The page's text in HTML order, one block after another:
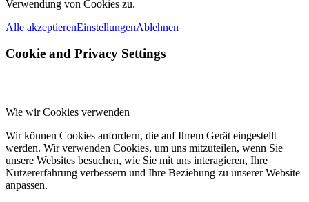
Verwendung von Cookies zu.
Alle akzeptierenEinstellungenAblehnen
Cookie and Privacy Settings
Wie wir Cookies verwenden
Wir können Cookies anfordern, die auf Ihrem Gerät eingestellt
werden. Wir verwenden Cookies, um uns mitzuteilen, wenn Sie
unsere Websites besuchen, wie Sie mit uns interagieren, Ihre
Nutzererfahrung verbessern und Ihre Beziehung zu unserer Website
anpassen.